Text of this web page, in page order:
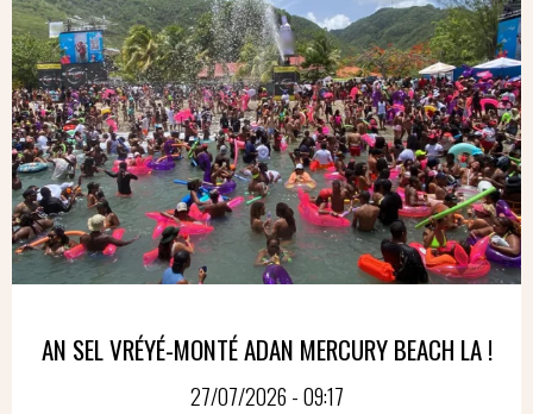
AN SEL VRÉYÉ-MONTÉ ADAN MERCURY BEACH LA !
27/07/2026 - 09:17